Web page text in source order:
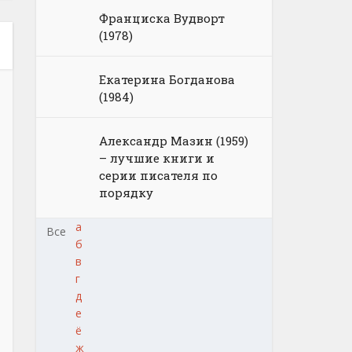
Франциска Вудворт
(1978)
Екатерина Богданова
(1984)
Александр Мазин (1959)
– лучшие книги и
серии писателя по
порядку
Все
а
б
в
г
д
е
ё
ж